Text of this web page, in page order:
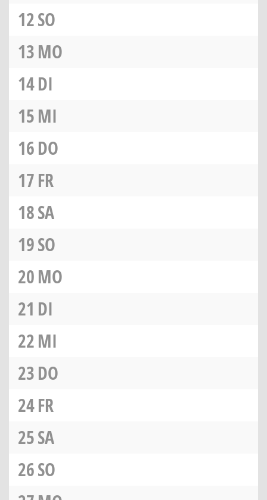
12SO
13MO
14DI
15MI
16DO
17FR
18SA
19SO
20MO
21 DI
22MI
23DO
24FR
25SA
26SO